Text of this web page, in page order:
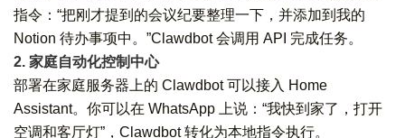
指令：“把刚才提到的会议纪要整理一下，并添加到我的
Notion 待办事项中。”Clawdbot 会调用 API 完成任务。
2. 家庭自动化控制中心
部署在家庭服务器上的 Clawdbot 可以接入 Home
Assistant。你可以在 WhatsApp 上说：“我快到家了，打开
空调和客厅灯”，Clawdbot 转化为本地指令执行。